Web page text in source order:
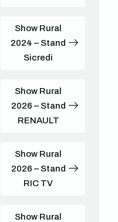
Show Rural
2024 – Stand
Sicredi
Show Rural
2026 – Stand
RENAULT
Show Rural
2026 – Stand
RIC TV
Show Rural